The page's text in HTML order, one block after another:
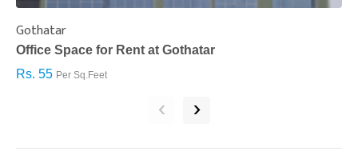
Gothatar
Office Space for Rent at Gothatar
Rs. 55 Per Sq.Feet
‹ ›